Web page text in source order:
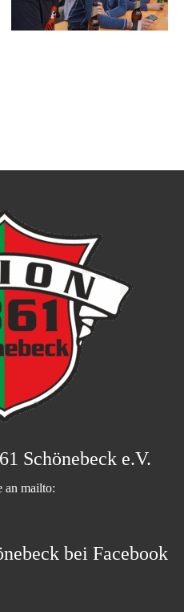
Schönebeck e.V.
an mailto:
bei Facebook